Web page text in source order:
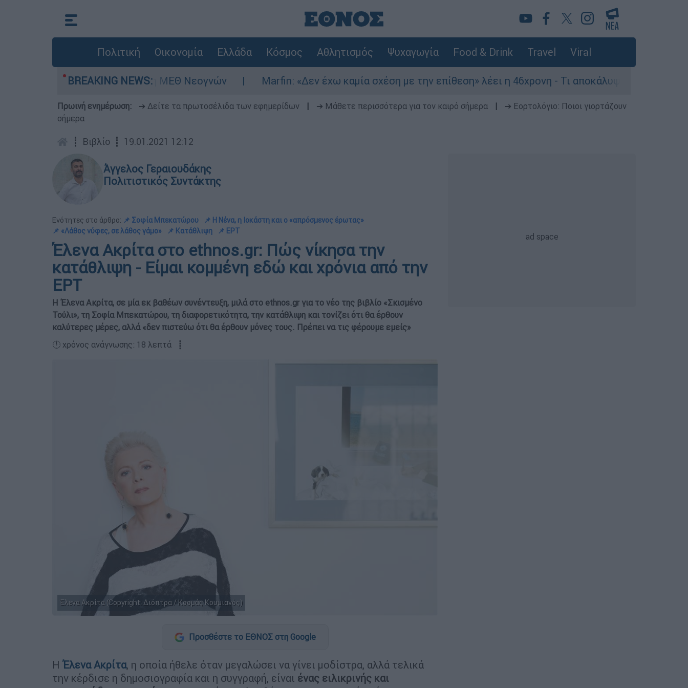
Πολιτική Οικονομία Ελλάδα Κόσμος Αθλητισμός Ψυχαγωγία Food & Drink Travel Viral
BREAKING NEWS:
- Νοσηλευόταν στη ΜΕΘ Νεογνών Marfin: «Δεν έχω καμία σχέση με την επίθεση» λέει η 46χρονη - Τι αποκάλυψε στους αστυνομικούς
Πρωινή ενημέρωση: ➔ Δείτε τα πρωτοσέλιδα των εφημερίδων ➔ Μάθετε περισσότερα για τον καιρό σήμερα
➔ Εορτολόγιο: Ποιοι γιορτάζουν
σήμερα
┋ Βιβλίο ┋ 19.01.2021 12:12
Άγγελος Γεραιουδάκης
Πολιτιστικός Συντάκτης
Ενότητες στο άρθρο: 📌 Σοφία Μπεκατώρου
📌 Η Νένα, η Ιοκάστη και ο «απρόσμενος έρωτας»
📌 «Λάθος νύφες, σε λάθος γάμο»
📌 Κατάθλιψη 📌 ΕΡΤ
Έλενα Ακρίτα στο ethnos.gr: Πώς νίκησα την
κατάθλιψη - Είμαι κομμένη εδώ και χρόνια από την
ΕΡΤ
Η Έλενα Ακρίτα, σε μία εκ βαθέων συνέντευξη, μιλά στο ethnos.gr για το νέο της βιβλίο «Σκισμένο
Τούλι», τη Σοφία Μπεκατώρου, τη διαφορετικότητα, την κατάθλιψη και τονίζει ότι θα έρθουν
καλύτερες μέρες, αλλά «δεν πιστεύω ότι θα έρθουν μόνες τους. Πρέπει να τις φέρουμε εμείς»
🕛 χρόνος ανάγνωσης: 18 λεπτά ┋
Έλενα Ακρίτα (Copyright: Διόπτρα / Κοσμάς Κουμιανός)
Προσθέστε το ΕΘΝΟΣ στη Google
Η Έλενα Ακρίτα, η οποία ήθελε όταν μεγαλώσει να γίνει μοδίστρα, αλλά τελικά
την κέρδισε η δημοσιογραφία και η συγγραφή, είναι ένας ειλικρινής και